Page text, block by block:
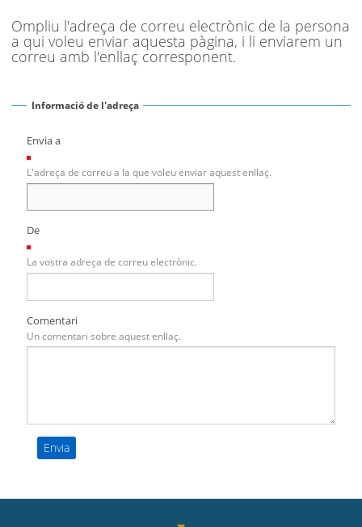
Ompliu l'adreça de correu electrònic de la persona
a qui voleu enviar aquesta pàgina, i li enviarem un
correu amb l'enllaç corresponent.
Informació de l'adreça
Envia a
L'adreça de correu a la que voleu enviar aquest enllaç.
De
La vostra adreça de correu electrònic.
Comentari
Un comentari sobre aquest enllaç.